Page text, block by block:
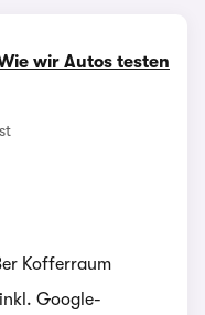
wir Autos testen
Kofferraum
Google-